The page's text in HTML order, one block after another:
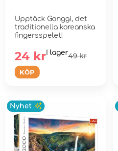
Upptäck Gonggi, det
traditionella koreanska
fingersspelet!
KÖP
49 kr
24 kr I lager
Nyhet